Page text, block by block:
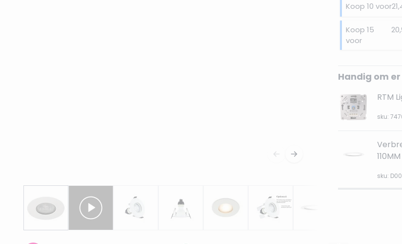
Koop 10 voor
Koop 15
voor
Handig om
RTM
sku:
110MM
sku: